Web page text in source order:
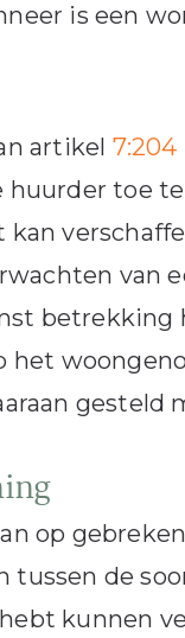
is een
artikel 7:204
huurder toe
van
het
gesteld
op
tussen de
kunnen